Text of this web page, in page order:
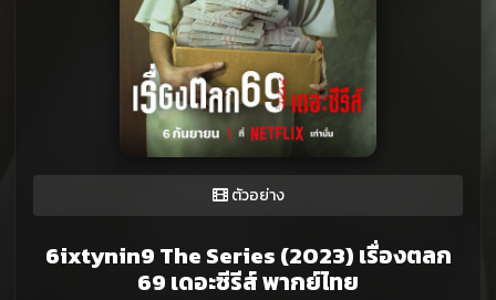
ตัวอย่าง
6ixtynin9 The Series (2023) เรื่องตลก
69 เดอะซีรีส์ พากย์ไทย